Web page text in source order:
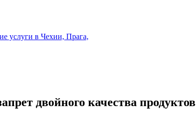
двойного качества продуктов